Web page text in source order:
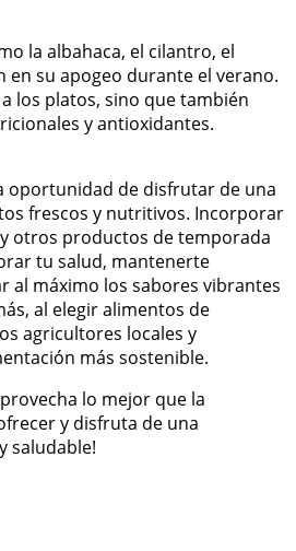
la albahaca, el cilantro, el
en su apogeo durante el verano.
los platos, sino que también
y antioxidantes.
oportunidad de disfrutar de una
frescos y nutritivos. Incorporar
otros productos de temporada
tu salud, mantenerte
al máximo los sabores vibrantes
al elegir alimentos de
agricultores locales y
más sostenible.
lo mejor que la
y disfruta de una
saludable!